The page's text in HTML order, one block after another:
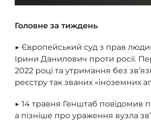
Головне за тиждень
▶ Європейський суд з прав
Ірини Данилович проти росії.
2022 році та утримання без
реєстру так званих «іноземних
▶ 14 травня Генштаб повідомив
а пізніше про ураження вузла